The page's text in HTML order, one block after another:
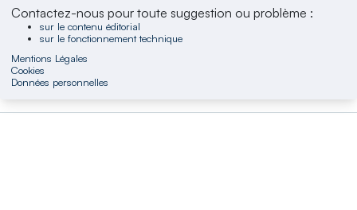
Contactez-nous pour toute suggestion ou problème :
sur le contenu éditorial
sur le fonctionnement technique
Mentions Légales
Cookies
Données personnelles